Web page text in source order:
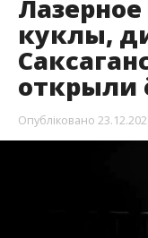
куклы,
открыли
Опубліковано